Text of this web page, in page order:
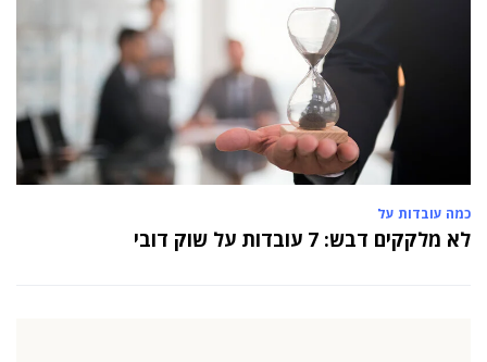
כמה עובדות על
לא מלקקים דבש: 7 עובדות על שוק דובי